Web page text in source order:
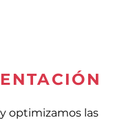
optimizamos las